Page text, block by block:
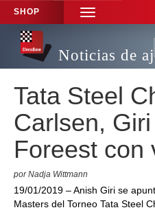
SHOP
TOGGLE
NAVIGATION
Noticias de
Tata Steel
Carlsen,
Foreest con
por Nadja Wittmann
19/01/2019 – Anish Giri se
Masters del Torneo Tata Steel